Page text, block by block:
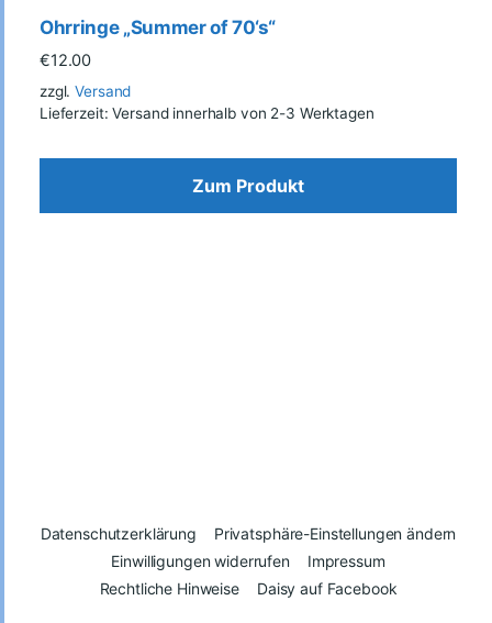
Ohrringe „Summer of 70‘s“
€12.00
zzgl.Versand
Lieferzeit: Versand innerhalb von 2-3 Werktagen
Zum Produkt
Datenschutzerklärung
Privatsphäre-Einstellungen ändern
Einwilligungen widerrufen
Impressum
Rechtliche Hinweise
Daisy auf Facebook